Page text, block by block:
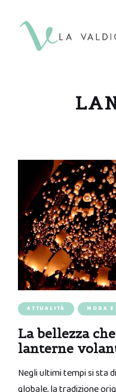
ATTUALITÀ MODA E
La bellezza
lanterne
Negli ultimi tempi si sta